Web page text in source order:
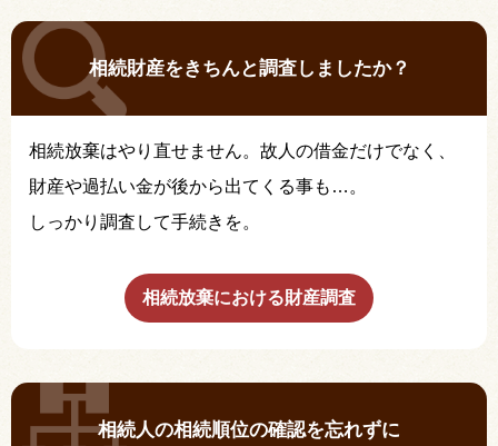
相続財産をきちんと調査しましたか？
相続放棄はやり直せません。故人の借金だけでなく、
財産や過払い金が後から出てくる事も…。
しっかり調査して手続きを。
相続放棄における財産調査
相続人の相続順位の確認を忘れずに